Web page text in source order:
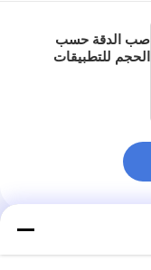
صب الدقة حسب
الحجم للتطبيقات